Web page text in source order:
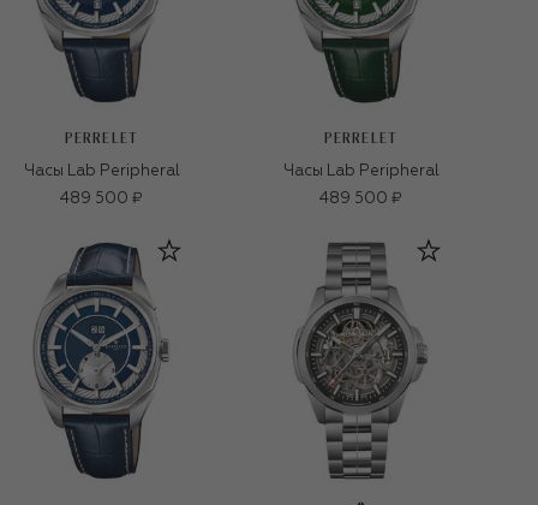
PERRELET
Часы Lab Peripheral
489 500 ₽
PERRELET
Часы Lab Peripheral
489 500 ₽